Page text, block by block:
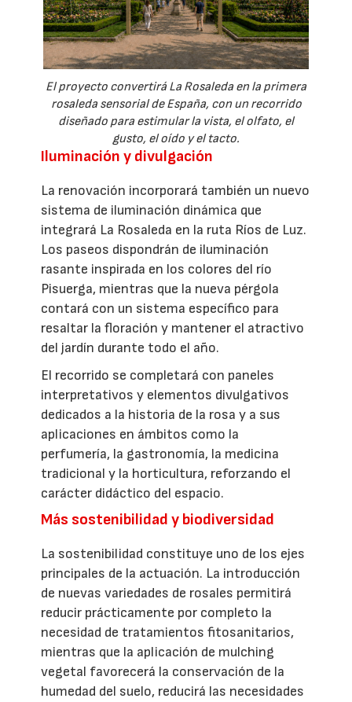
El proyecto convertirá La Rosaleda en la primera
rosaleda sensorial de España, con un recorrido
diseñado para estimular la vista, el olfato, el
gusto, el oído y el tacto.
Iluminación y divulgación
La renovación incorporará también un nuevo
sistema de iluminación dinámica que
integrará La Rosaleda en la ruta Ríos de Luz.
Los paseos dispondrán de iluminación
rasante inspirada en los colores del río
Pisuerga, mientras que la nueva pérgola
contará con un sistema específico para
resaltar la floración y mantener el atractivo
del jardín durante todo el año.
El recorrido se completará con paneles
interpretativos y elementos divulgativos
dedicados a la historia de la rosa y a sus
aplicaciones en ámbitos como la
perfumería, la gastronomía, la medicina
tradicional y la horticultura, reforzando el
carácter didáctico del espacio.
Más sostenibilidad y biodiversidad
La sostenibilidad constituye uno de los ejes
principales de la actuación. La introducción
de nuevas variedades de rosales permitirá
reducir prácticamente por completo la
necesidad de tratamientos fitosanitarios,
mientras que la aplicación de mulching
vegetal favorecerá la conservación de la
humedad del suelo, reducirá las necesidades